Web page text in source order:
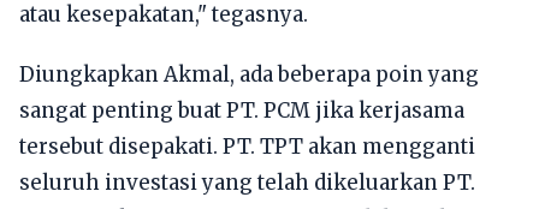
atau kesepakatan," tegasnya.
Diungkapkan Akmal, ada beberapa poin yang
sangat penting buat PT. PCM jika kerjasama
tersebut disepakati. PT. TPT akan mengganti
seluruh investasi yang telah dikeluarkan PT.